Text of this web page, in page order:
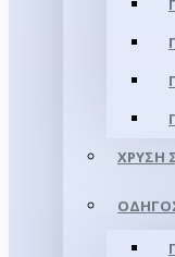
ΧΡΥΣΉ